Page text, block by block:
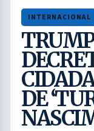
INTERNACIONAL
DE